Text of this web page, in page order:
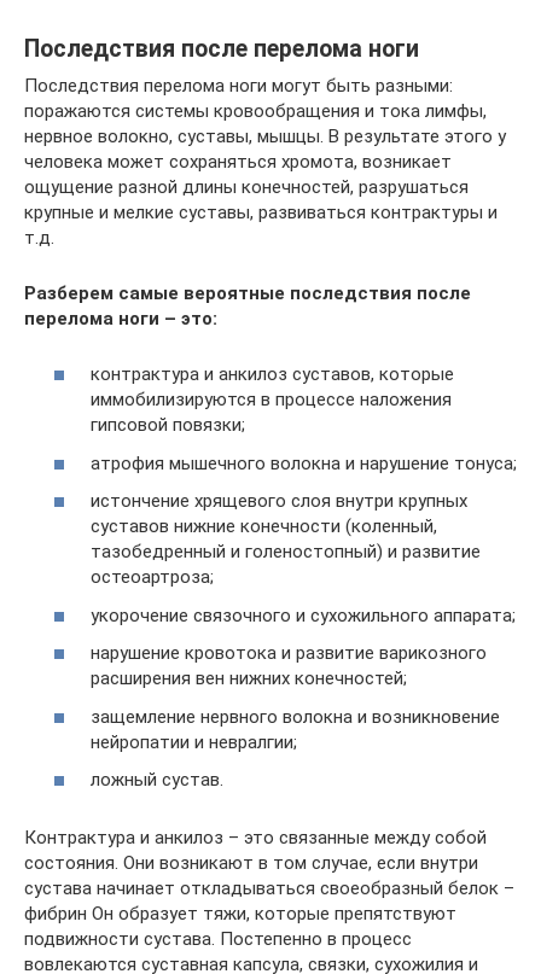
Последствия после перелома ноги
Последствия перелома ноги могут быть разными:
поражаются системы кровообращения и тока лимфы,
нервное волокно, суставы, мышцы. В результате этого у
человека может сохраняться хромота, возникает
ощущение разной длины конечностей, разрушаться
крупные и мелкие суставы, развиваться контрактуры и
т.д.
Разберем самые вероятные последствия после
перелома ноги – это:
контрактура и анкилоз суставов, которые
иммобилизируются в процессе наложения
гипсовой повязки;
атрофия мышечного волокна и нарушение тонуса;
истончение хрящевого слоя внутри крупных
суставов нижние конечности (коленный,
тазобедренный и голеностопный) и развитие
остеоартроза;
укорочение связочного и сухожильного аппарата;
нарушение кровотока и развитие варикозного
расширения вен нижних конечностей;
защемление нервного волокна и возникновение
нейропатии и невралгии;
ложный сустав.
Контрактура и анкилоз – это связанные между собой
состояния. Они возникают в том случае, если внутри
сустава начинает откладываться своеобразный белок –
фибрин Он образует тяжи, которые препятствуют
подвижности сустава. Постепенно в процесс
вовлекаются суставная капсула, связки, сухожилия и